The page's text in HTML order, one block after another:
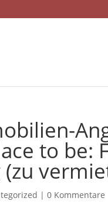
to
|0 Kommentare